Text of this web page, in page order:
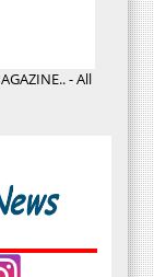
- All